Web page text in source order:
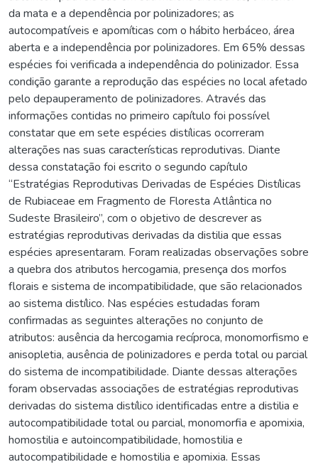
da mata e a dependência por polinizadores; as
autocompatíveis e apomíticas com o hábito herbáceo, área
aberta e a independência por polinizadores. Em 65% dessas
espécies foi verificada a independência do polinizador. Essa
condição garante a reprodução das espécies no local afetado
pelo depauperamento de polinizadores. Através das
informações contidas no primeiro capítulo foi possível
constatar que em sete espécies distílicas ocorreram
alterações nas suas características reprodutivas. Diante
dessa constatação foi escrito o segundo capítulo
“Estratégias Reprodutivas Derivadas de Espécies Distílicas
de Rubiaceae em Fragmento de Floresta Atlântica no
Sudeste Brasileiro”, com o objetivo de descrever as
estratégias reprodutivas derivadas da distilia que essas
espécies apresentaram. Foram realizadas observações sobre
a quebra dos atributos hercogamia, presença dos morfos
florais e sistema de incompatibilidade, que são relacionados
ao sistema distílico. Nas espécies estudadas foram
confirmadas as seguintes alterações no conjunto de
atributos: ausência da hercogamia recíproca, monomorfismo e
anisopletia, ausência de polinizadores e perda total ou parcial
do sistema de incompatibilidade. Diante dessas alterações
foram observadas associações de estratégias reprodutivas
derivadas do sistema distílico identificadas entre a distilia e
autocompatibilidade total ou parcial, monomorfia e apomixia,
homostilia e autoincompatibilidade, homostilia e
autocompatibilidade e homostilia e apomixia. Essas